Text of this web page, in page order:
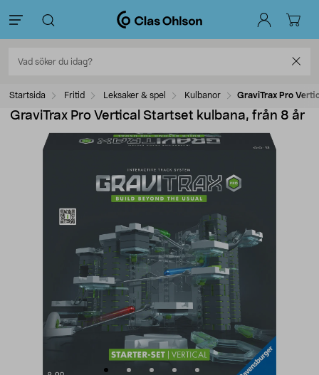
Startsida Fritid Leksaker & spel Kulbanor GraviTrax Pro
GraviTrax Pro Vertical Startset kulbana, från 8 år